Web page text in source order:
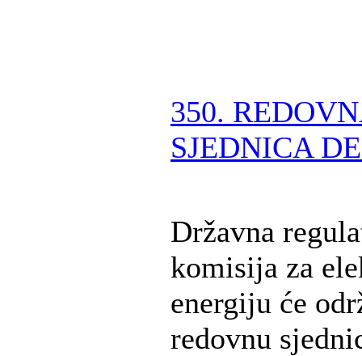
350.
SJEDNICA
Državna
komisija za
energiju će
redovnu